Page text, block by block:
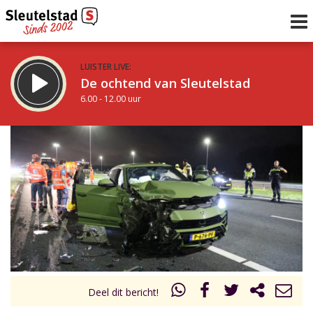
LUISTER LIVE:
De ochtend van Sleutelstad
6.00 - 12.00 uur
De middag van Sleutelstad
12.00 - 18.00 uur
Vorig uur
uur 1 van 0 Volgend uur
Inklappen
Deel dit bericht!